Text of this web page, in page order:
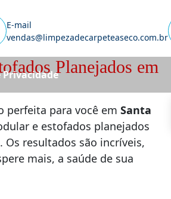
E-mail
vendas@limpezadecarpeteaseco.com.br
Planejados em
perfeita para você em Santa
e estofados planejados
resultados são incríveis,
mais, a saúde de sua